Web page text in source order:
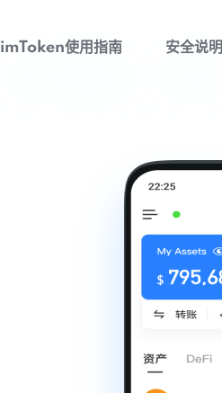
imToken使用指南 安全说明